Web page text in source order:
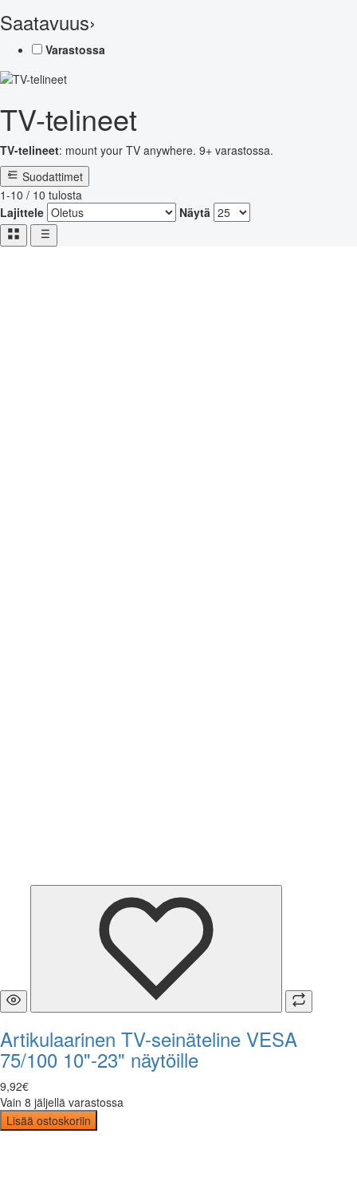
Saatavuus›
Varastossa
TV-telineet
TV-telineet: mount your TV anywhere. 9+ varastossa.
Suodattimet
1-10 / 10 tulosta
Lajittele
Näytä
Artikulaarinen TV-seinäteline VESA
75/100 10"-23" näytöille
9,92€
Vain 8 jäljellä varastossa
Lisää ostoskoriin